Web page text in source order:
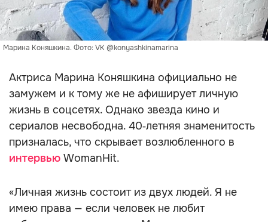
Марина Коняшкина. Фото: VK @konyashkinamarina
Актриса Марина Коняшкина официально не
замужем и к тому же не афиширует личную
жизнь в соцсетях. Однако звезда кино и
сериалов несвободна. 40‑летняя знаменитость
призналась, что скрывает возлюбленного в
интервью WomanHit.
«Личная жизнь состоит из двух людей. Я не
имею права — если человек не любит